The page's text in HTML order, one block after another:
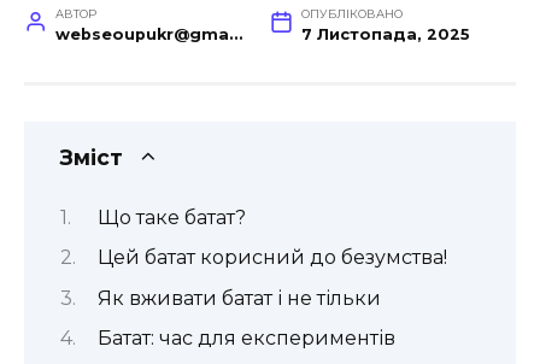
АВТОР
webseoupukr@gmail.com
ОПУБЛІКОВАНО
7 Листопада, 2025
Зміст
Що таке батат?
Цей батат корисний до безумства!
Як вживати батат і не тільки
Батат: час для експериментів